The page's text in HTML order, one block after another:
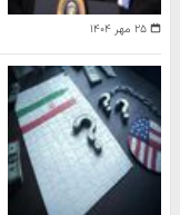
۲۵ مهر ۱۴۰۴